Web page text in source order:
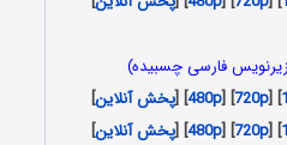
زیرنویس فارسی چسبیده)
] [
720p
] [
480p
] [پخش آنلاین]
] [
720p
] [
480p
] [پخش آنلاین]